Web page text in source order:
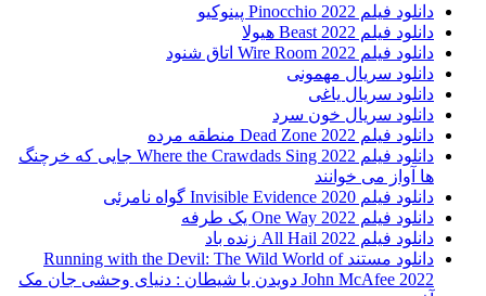
دانلود فیلم Pinocchio 2022 پینوکیو
دانلود فیلم Beast 2022 هیولا
دانلود فیلم Wire Room 2022 اتاق شنود
دانلود سریال مهمونی
دانلود سریال یاغی
دانلود سریال خون سرد
دانلود فیلم 2022 Dead Zone منطقه مرده
دانلود فیلم Where the Crawdads Sing 2022 جایی که خرچنگ
ها آواز می خوانند
دانلود فیلم 2020 Invisible Evidence گواه نامرئی
دانلود فیلم One Way 2022 یک طرفه
دانلود فیلم All Hail 2022 زنده باد
دانلود مستند Running with the Devil: The Wild World of
John McAfee 2022 دویدن با شیطان : دنیای وحشی جان مک